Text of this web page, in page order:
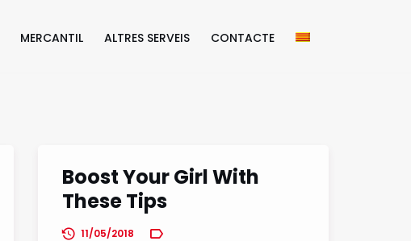
MERCANTIL ALTRES SERVEIS CONTACTE
Boost Your Girl With
These Tips
11/05/2018